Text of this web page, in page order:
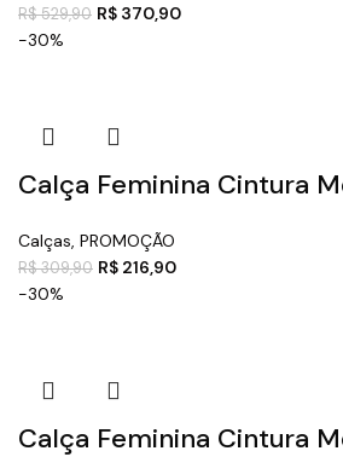
R$529,90 R$ 370,90
-30%
Calça Feminina Cintura
Calças, PROMOÇÃO
R$309,90 R$ 216,90
-30%
Calça Feminina Cintura